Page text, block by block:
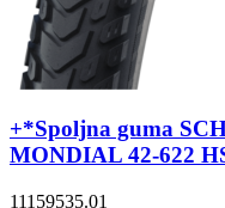
+*Spoljna guma
MONDIAL 42-622
11159535.01